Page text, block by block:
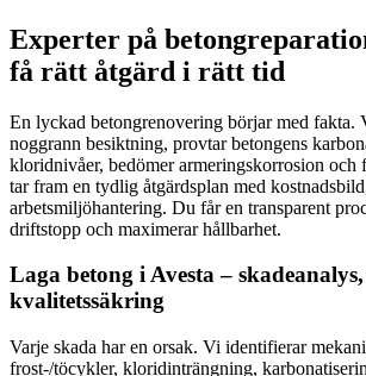
Experter på
få rätt åtgärd i rätt tid
En lyckad betongrenovering börjar med fakta.
noggrann besiktning, provtar betongens
kloridnivåer, bedömer armeringskorrosion och
tar fram en tydlig åtgärdsplan med
arbetsmiljöhantering. Du får en transparent
driftstopp och maximerar hållbarhet.
Laga betong i Avesta –
kvalitetssäkring
Varje skada har en orsak. Vi identifierar
frost-/töcykler, kloridinträngning,